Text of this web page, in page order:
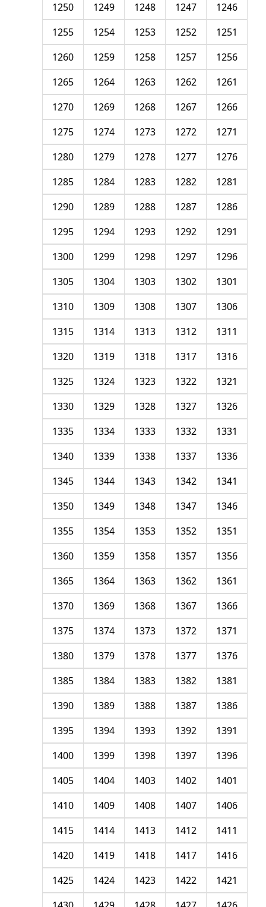
1246
1247
1248
1249
1250
1251
1252
1253
1254
1255
1256
1257
1258
1259
1260
1261
1262
1263
1264
1265
1266
1267
1268
1269
1270
1271
1272
1273
1274
1275
1276
1277
1278
1279
1280
1281
1282
1283
1284
1285
1286
1287
1288
1289
1290
1291
1292
1293
1294
1295
1296
1297
1298
1299
1300
1301
1302
1303
1304
1305
1306
1307
1308
1309
1310
1311
1312
1313
1314
1315
1316
1317
1318
1319
1320
1321
1322
1323
1324
1325
1326
1327
1328
1329
1330
1331
1332
1333
1334
1335
1336
1337
1338
1339
1340
1341
1342
1343
1344
1345
1346
1347
1348
1349
1350
1351
1352
1353
1354
1355
1356
1357
1358
1359
1360
1361
1362
1363
1364
1365
1366
1367
1368
1369
1370
1371
1372
1373
1374
1375
1376
1377
1378
1379
1380
1381
1382
1383
1384
1385
1386
1387
1388
1389
1390
1391
1392
1393
1394
1395
1396
1397
1398
1399
1400
1401
1402
1403
1404
1405
1406
1407
1408
1409
1410
1411
1412
1413
1414
1415
1416
1417
1418
1419
1420
1421
1422
1423
1424
1425